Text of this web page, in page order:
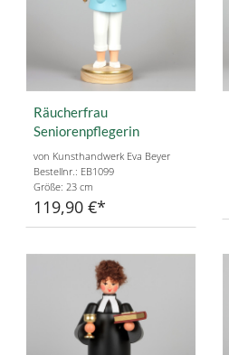
Räucherfrau
Seniorenpflegerin
von Kunsthandwerk Eva Beyer
Bestellnr.: EB1099
Größe: 23 cm
119,90 €